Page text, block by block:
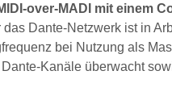
over-MADI mit einem
Dante-Netzwerk ist in
bei Nutzung als
Kanäle überwacht